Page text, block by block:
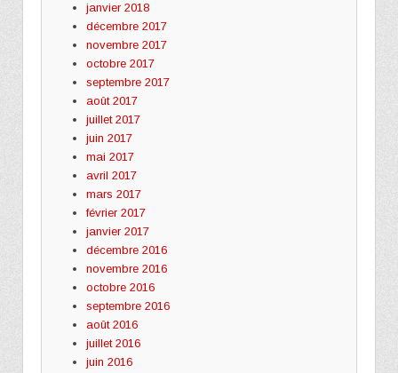
janvier 2018
décembre 2017
novembre 2017
octobre 2017
septembre 2017
août 2017
juillet 2017
juin 2017
mai 2017
avril 2017
mars 2017
février 2017
janvier 2017
décembre 2016
novembre 2016
octobre 2016
septembre 2016
août 2016
juillet 2016
juin 2016